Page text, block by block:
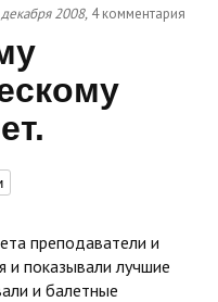
2008, 4 комментария
преподаватели и
и показывали лучшие
и балетные